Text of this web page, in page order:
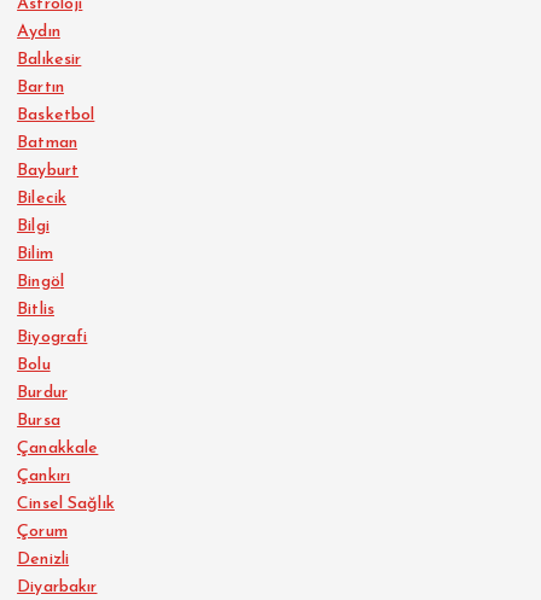
Astroloji
Aydın
Balıkesir
Bartın
Basketbol
Batman
Bayburt
Bilecik
Bilgi
Bilim
Bingöl
Bitlis
Biyografi
Bolu
Burdur
Bursa
Çanakkale
Çankırı
Cinsel Sağlık
Çorum
Denizli
Diyarbakır